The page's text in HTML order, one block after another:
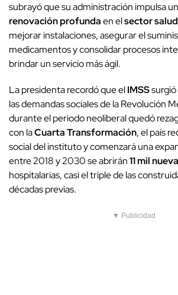
subrayó que su administración impulsa
renovación profundaen elsector salud
mejorar instalaciones, asegurar el
medicamentos y consolidar procesos
brindar un servicio más ágil.
La presidenta recordó que elIMSS
las demandas sociales de la Revolución
durante el periodo neoliberal quedó
con laCuarta Transformación, el país
social del instituto y comenzará una
entre 2018 y 2030 se abrirán11 mil
hospitalarias, casi el triple de las
décadas previas.
▼ Publicidad